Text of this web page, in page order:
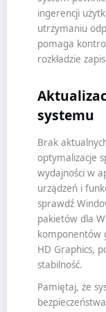
ingerencji
utrzymaniu
pomaga
rozkładzie
systemu
Brak
optymalizacje
wydajności w
urządzeń i
sprawdź
pakietów dla
komponentów
HD Graphics,
stabilność.
Pamiętaj, że